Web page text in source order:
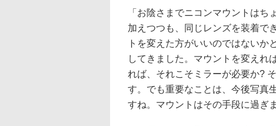
「お陰さまでニコンマウントは
加えつつも、同じレンズを装着で
トを変えた方がいいのではないか
してきました。マウントを変えれ
れば、それこそミラーが必要か?
す。でも重要なことは、今後写真
すね。マウントはその手段に過ぎ